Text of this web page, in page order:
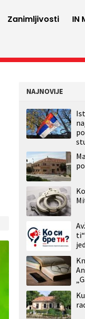
Zanimljivosti
IN
NAJNOVIJE